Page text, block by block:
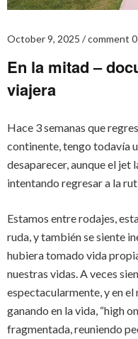
October 9, 2025 comment 0
En la mitad –
viajera
Hace 3 semanas que
continente, tengo todavía
desaparecer, aunque el jet
intentando regresar a la
Estamos entre rodajes,
ruda, y también se siente
hubiera tomado vida
nuestras vidas. A veces
espectacularmente, y en
ganando en la vida, “high
fragmentada, reuniendo